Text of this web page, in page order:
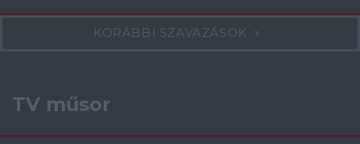
KORÁBBI SZAVAZÁSOK
TV műsor